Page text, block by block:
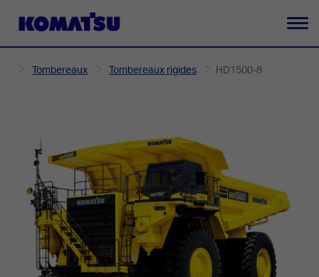
Tombereaux Tombereaux rigides HD1500-8